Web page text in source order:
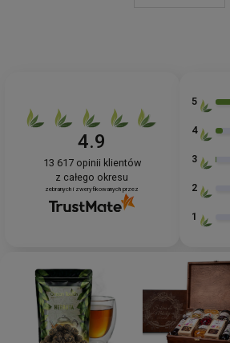
4.9
13 617opinii klientów
z całego okresu
zebranych i zweryfikowanych przez
5
4
3
2
1